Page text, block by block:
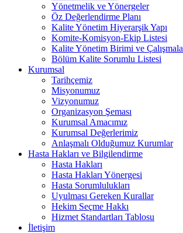
Yönetmelik ve Yönergeler
Öz Değerlendirme Planı
Kalite Yönetim Hiyerarşik Yapı
Komite-Komisyon-Ekip Listesi
Kalite Yönetim Birimi ve
Bölüm Kalite Sorumlu Listesi
Kurumsal
Tarihçemiz
Misyonumuz
Vizyonumuz
Organizasyon Şeması
Kurumsal Amacımız
Kurumsal Değerlerimiz
Anlaşmalı Olduğumuz Kurumlar
Hasta Hakları ve Bilgilendirme
Hasta Hakları
Hasta Hakları Yönergesi
Hasta Sorumlulukları
Uyulması Gereken Kurallar
Hekim Seçme Hakkı
Hizmet Standartları Tablosu
İletişim